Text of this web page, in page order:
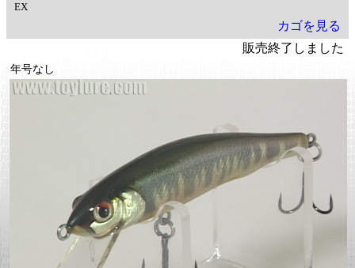
EX
カゴを見る
販売終了しました
年号なし